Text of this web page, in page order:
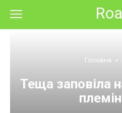
content
Головна »
Теща заповіла